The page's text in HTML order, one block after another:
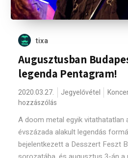
tixa
Augusztusban
legenda Pentagram!
2020.03.27. Jegyelővétel
hozzászólás
A doom metal egyik vitathatatlan
évszázada alakult legendás
bejelentkezett a Desszert Feszt